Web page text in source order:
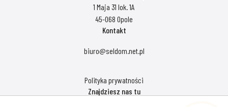
1 Maja 31 lok. 1A
45-068 Opole
Kontakt
biuro@seldom.net.pl
Polityka prywatności
Znajdziesz nas tu